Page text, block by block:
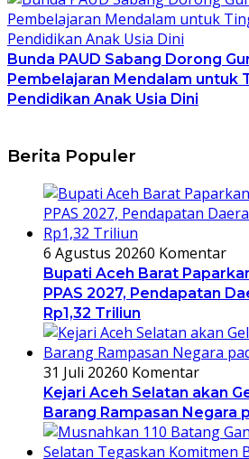
Bunda PAUD Sabang Dorong
Pembelajaran Mendalam untuk
Pendidikan Anak Usia Dini
Berita Populer
6 Agustus 20260 Komentar
Bupati Aceh Barat
PPAS 2027, Pendapatan
Rp1,32 Triliun
31 Juli 20260 Komentar
Kejari Aceh Selatan akan
Barang Rampasan Negara